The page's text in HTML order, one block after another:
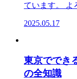
ています。
2025.05.17
東京ででき
の全知識